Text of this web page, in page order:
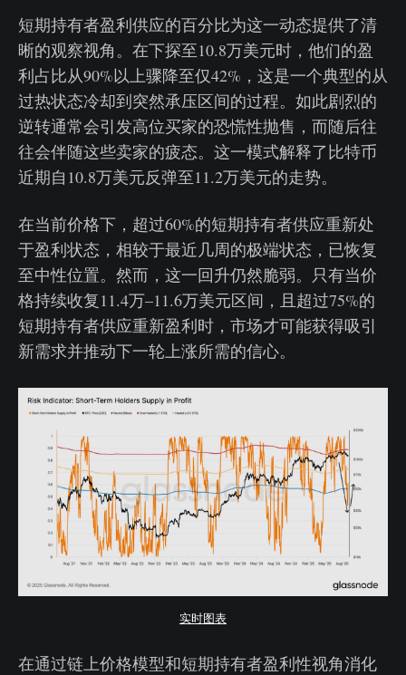
短期持有者盈利供应的百分比为这一动态提供了清
晰的观察视角。在下探至10.8万美元时，他们的盈
利占比从90%以上骤降至仅42%，这是一个典型的从
过热状态冷却到突然承压区间的过程。如此剧烈的
逆转通常会引发高位买家的恐慌性抛售，而随后往
往会伴随这些卖家的疲态。这一模式解释了比特币
近期自10.8万美元反弹至11.2万美元的走势。
在当前价格下，超过60%的短期持有者供应重新处
于盈利状态，相较于最近几周的极端状态，已恢复
至中性位置。然而，这一回升仍然脆弱。只有当价
格持续收复11.4万–11.6万美元区间，且超过75%的
短期持有者供应重新盈利时，市场才可能获得吸引
新需求并推动下一轮上涨所需的信心。
实时图表
在通过链上价格模型和短期持有者盈利性视角消化